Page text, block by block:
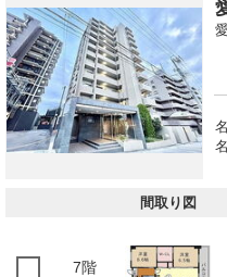
間取り図
7階